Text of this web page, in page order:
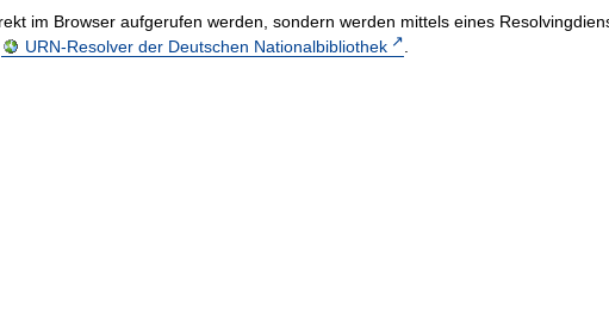
im Browser aufgerufen werden, sondern werden mittels eines
URN-Resolver der Deutschen Nationalbibliothek .